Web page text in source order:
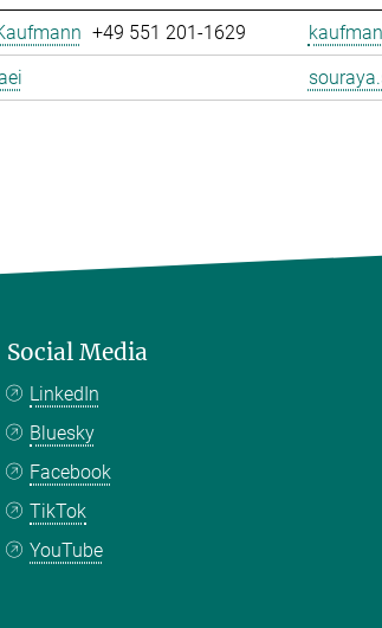
+49 551 201-1629
Social Media
LinkedIn
Bluesky
Facebook
TikTok
YouTube